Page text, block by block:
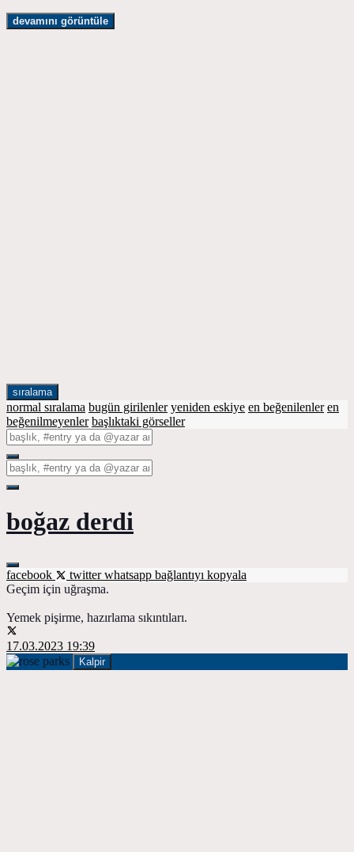
devamını görüntüle
sıralama
normal sıralama bugün girilenler yeniden eskiye en beğenilenler en
beğenilmeyenler başlıktaki görseller
boğaz derdi
facebook twitterwhatsapp bağlantıyı kopyala
Geçim için uğraşma.
Yemek pişirme, hazırlama sıkıntıları.
17.03.2023 19:39
Kalpir